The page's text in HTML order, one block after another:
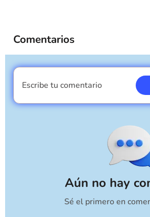
Comentarios
Aún no hay
Sé el primero en
Escribe tu comentario
Soy un chico
Cancelar